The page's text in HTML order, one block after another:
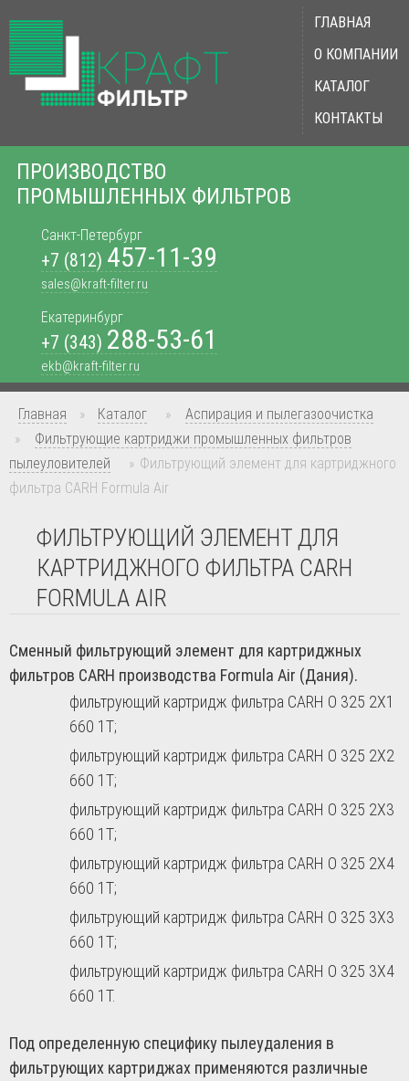
ПРОИЗВОДСТВО
ПРОМЫШЛЕННЫХ ФИЛЬТРОВ
Санкт-Петербург
+7 (812) 457-11-39
sales@kraft-filter.ru
Екатеринбург
+7 (343) 288-53-61
ekb@kraft-filter.ru
ГЛАВНАЯ
О КОМПАНИИ
КАТАЛОГ
КОНТАКТЫ
Главная » Каталог »
Аспирация и пылегазоочистка
»
Фильтрующие картриджи промышленных фильтров
пылеуловителей
» Фильтрующий элемент для картриджного
фильтра CARH Formula Air
ФИЛЬТРУЮЩИЙ ЭЛЕМЕНТ ДЛЯ
КАРТРИДЖНОГО ФИЛЬТРА CARH
FORMULA AIR
Сменный фильтрующий элемент для картриджных
фильтров CARH производства Formula Air (Дания).
фильтрующий картридж фильтра CARH O 325 2X1
660 1T;
фильтрующий картридж фильтра CARH O 325 2X2
660 1T;
фильтрующий картридж фильтра CARH O 325 2X3
660 1T;
фильтрующий картридж фильтра CARH O 325 2X4
660 1T;
фильтрующий картридж фильтра CARH O 325 3X3
660 1T;
фильтрующий картридж фильтра CARH O 325 3X4
660 1T.
Под определенную специфику пылеудаления в
фильтрующих картриджах применяются различные